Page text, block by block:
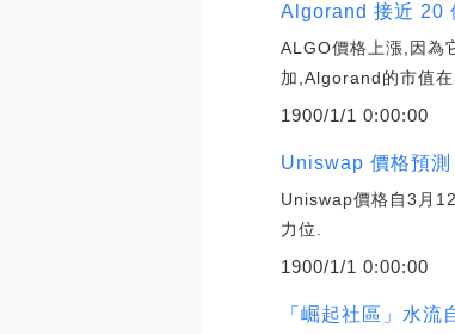
Algorand 接近 20
ALGO價格上漲,因為
加,Algorand的市值
1900/1/1 0:00:00
Uniswap 價格預
Uniswap價格自3月
力位.
1900/1/1 0:00:00
「崛起社區」水